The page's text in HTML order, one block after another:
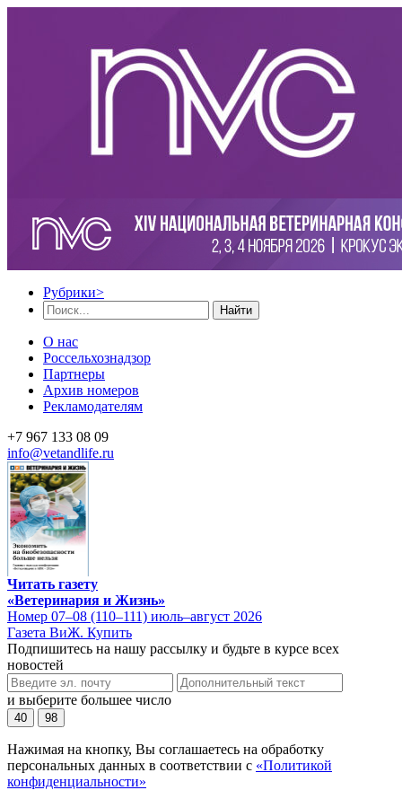
Рубрики>
Найти
О нас
Россельхознадзор
Партнеры
Архив номеров
Рекламодателям
+7 967 133 08 09
info@vetandlife.ru
Читать газету
«Ветеринария и Жизнь»
Номер 07–08 (110–111) июль–август 2026
Газета ВиЖ. Купить
Подпишитесь на нашу рассылку и будьте в курсе всех
новостей
и выберите большее число
40 98
Нажимая на кнопку, Вы соглашаетесь на обработку
персональных данных в соответствии с «Политикой
конфиденциальности»